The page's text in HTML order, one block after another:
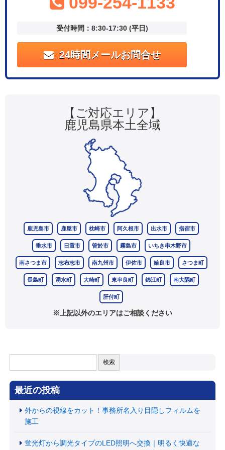
受付時間：8:30-17:30 (平日)
24時間メールお問合せ
【ご対応エリア】
鹿児島県本土全域
鹿児島市 鹿屋市 枕崎市 阿久根市 出水市 指宿市
垂水市 日置市 曽於市 霧島市 いちき串木野市
南さつま市 志布志市 南九州市 伊佐市 姶良市 さつま町
長島町 湧水町 大崎町 東串良町 錦江町 南大隅町
肝付町
※上記以外のエリアはご相談ください
索:
最近の投稿
外からの視線をカット！事務所名入り目隠しフィルムを
施工
蛍光灯から調光タイプのLED照明へ交換｜明るく快適な